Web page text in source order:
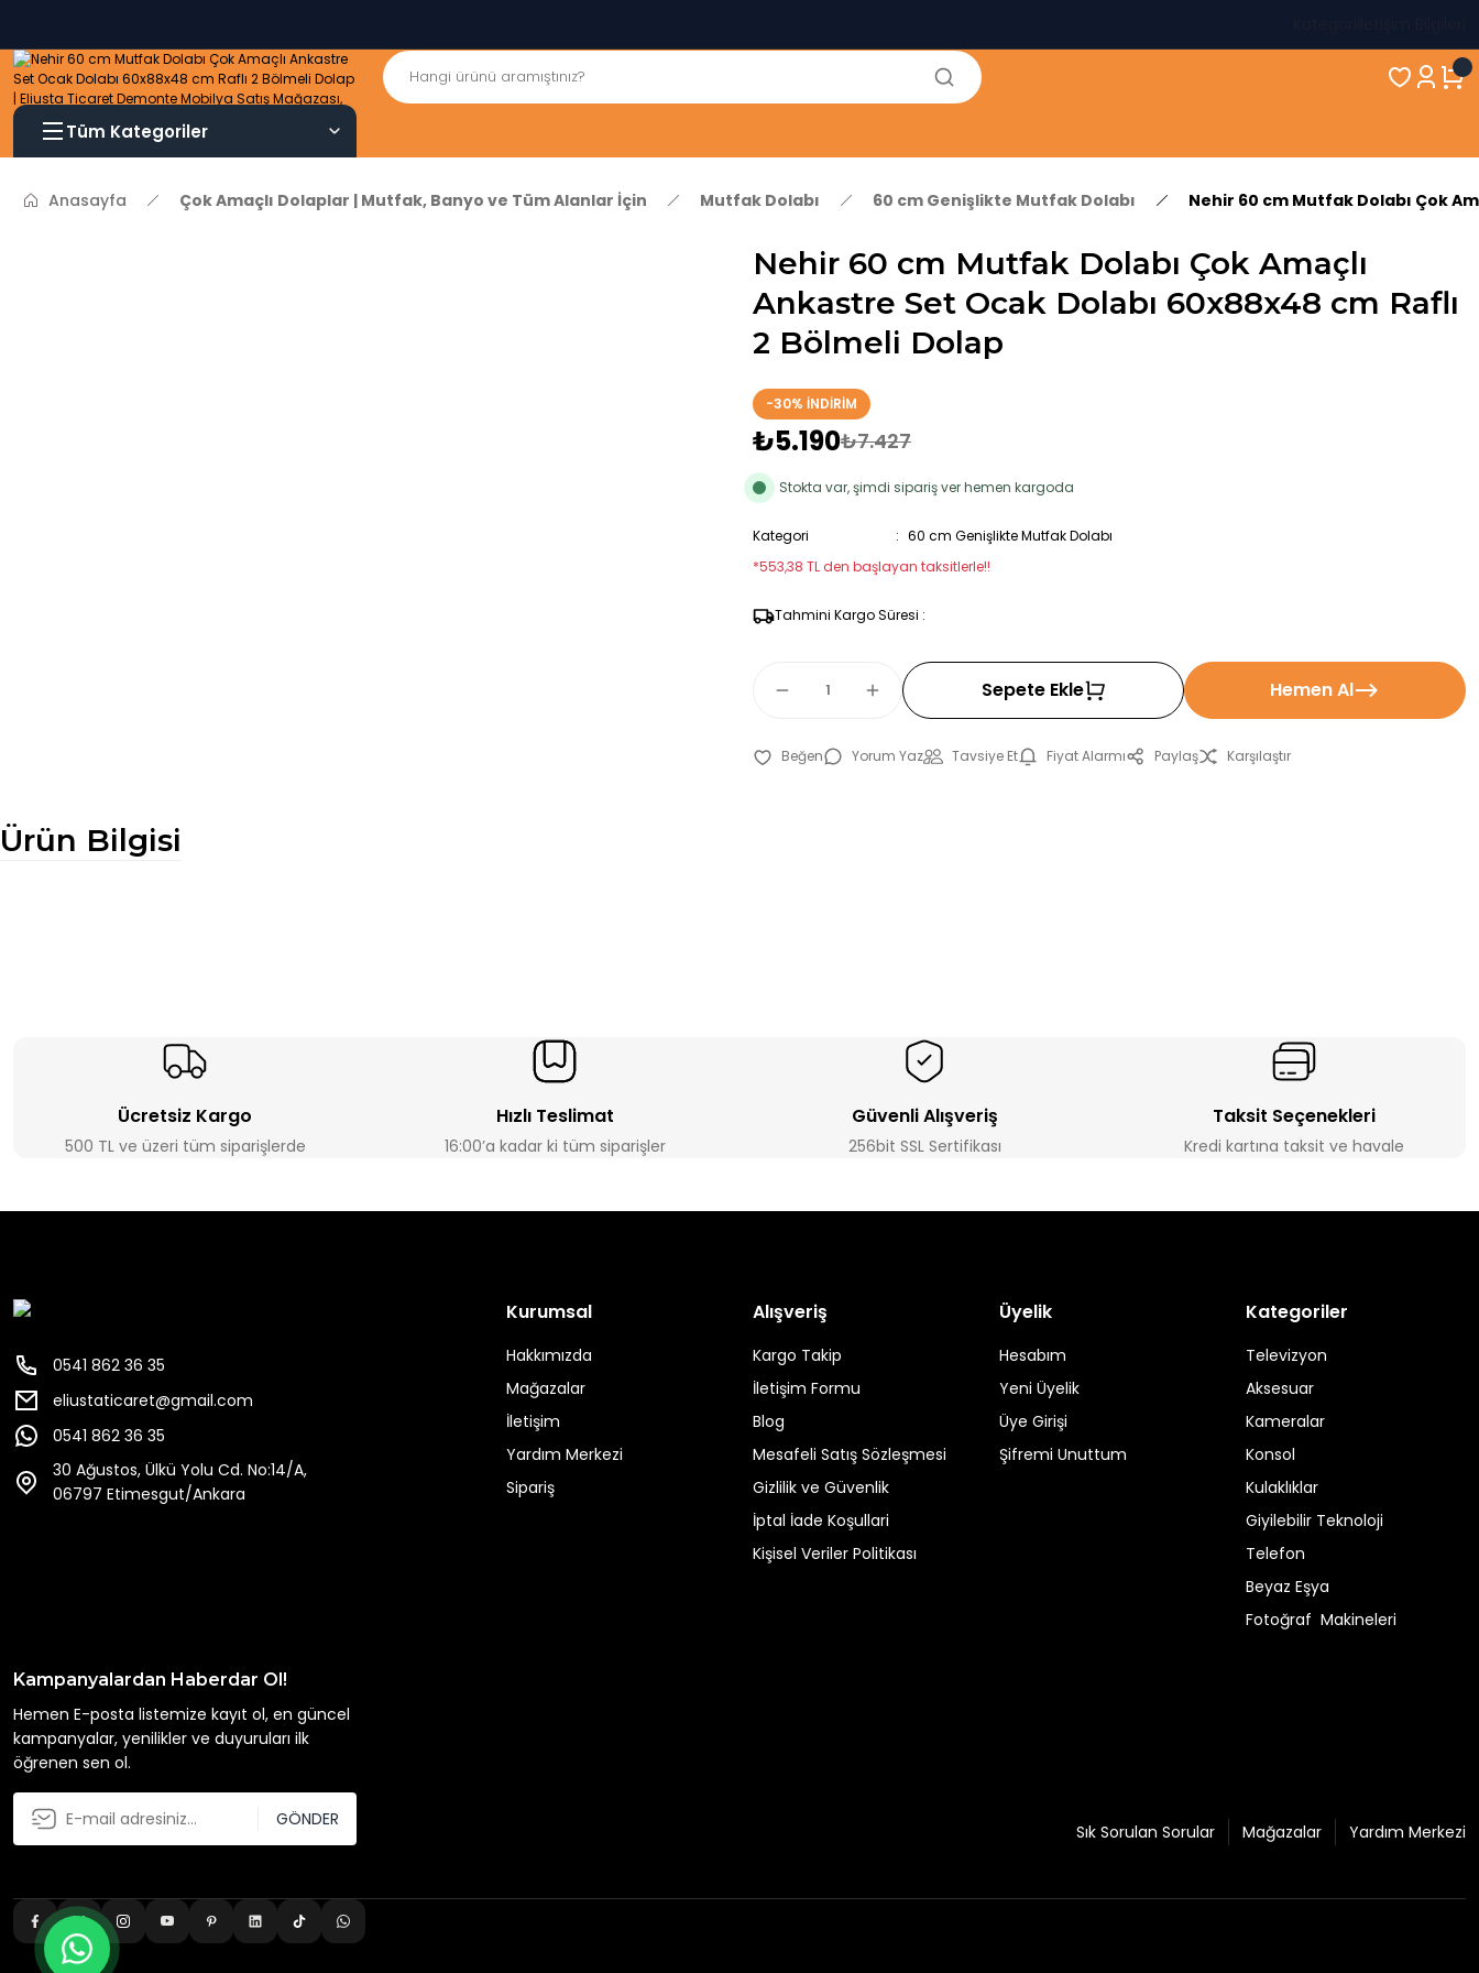
5'er cm Aralıklarla 35 cm'den 100 cm'e kadar Genişliğe Sahip
% 100 Mdf Tekerlekli Masa ile Uzun Ömürlü ve Kolay Kullanım
Kaliteli hizmet, güvenli alışveriş ve satış sonrası destek
Tüm Kategoriler
Anasayfa Çok Amaçlı Dolaplar | Mutfak, Banyo ve Tüm Alanlar İçin Mutfak Dolabı 60 cm Genişlikte Mutfak Dolabı Nehir 60 cm Mutfak Dolabı Çok
Nehir 60 cm Mutfak Dolabı Çok Amaçlı
Ankastre Set Ocak Dolabı 60x88x48 cm Raflı
2 Bölmeli Dolap
-30% İNDİRİM
₺5.190₺7.427
Stokta var, şimdi sipariş ver hemen kargoda
Kategori
60 cm Genişlikte Mutfak Dolabı
*553,38 TL den başlayan taksitlerle!!
Tahmini Kargo Süresi :
Sepete Ekle Hemen Al
Yorum Yaz Tavsiye Et Fiyat Alarmı Paylaş Karşılaştır
Ürün Bilgisi
Ücretsiz Kargo
500 TL ve üzeri tüm siparişlerde
Hızlı Teslimat
16:00’a kadar ki tüm siparişler
Güvenli Alışveriş
256bit SSL Sertifikası
Taksit Seçenekleri
Kredi kartına taksit ve havale
0541 862 36 35
eliustaticaret@gmail.com
0541 862 36 35
30 Ağustos, Ülkü Yolu Cd. No:14/A,
06797 Etimesgut/Ankara
Kurumsal
Hakkımızda
Mağazalar
İletişim
Yardım Merkezi
Sipariş
Alışveriş
Kargo Takip
İletişim Formu
Blog
Mesafeli Satış Sözleşmesi
Gizlilik ve Güvenlik
İptal İade Koşullari
Kişisel Veriler Politikası
Üyelik
Hesabım
Yeni Üyelik
Üye Girişi
Şifremi Unuttum
Kategoriler
Televizyon
Aksesuar
Kameralar
Konsol
Kulaklıklar
Giyilebilir Teknoloji
Telefon
Beyaz Eşya
Fotoğraf Makineleri
Kampanyalardan Haberdar Ol!
Hemen E-posta listemize kayıt ol, en güncel
kampanyalar, yenilikler ve duyuruları ilk
öğrenen sen ol.
GÖNDER
Sık Sorulan Sorular Mağazalar Yardım Merkezi